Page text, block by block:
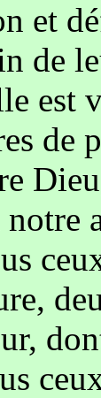
et
de
est
de
notre